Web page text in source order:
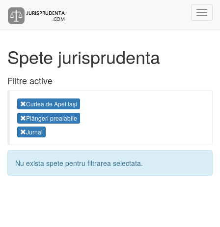
Spete jurisprudenta
Filtre active
Curtea de Apel Iași
Plângeri prealabile
Jurnal
Nu exista spete pentru filtrarea selectata.